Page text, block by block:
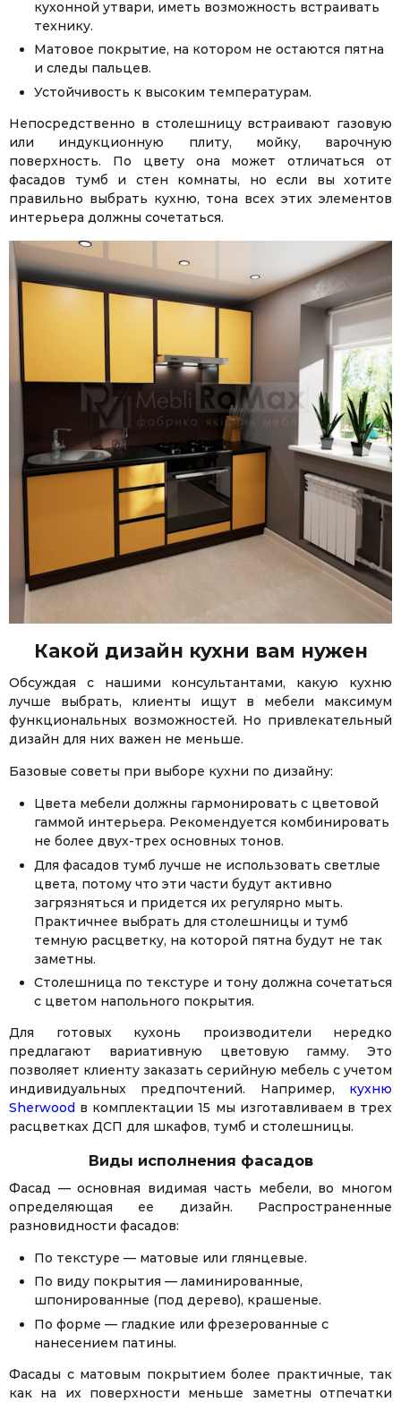
кухонной утвари, иметь возможность встраивать
технику.
Матовое покрытие, на котором не остаются пятна
и следы пальцев.
Устойчивость к высоким температурам.
Непосредственно в столешницу встраивают газовую
или индукционную плиту, мойку, варочную
поверхность. По цвету она может отличаться от
фасадов тумб и стен комнаты, но если вы хотите
правильно выбрать кухню, тона всех этих элементов
интерьера должны сочетаться.
Какой дизайн кухни вам нужен
Обсуждая с нашими консультантами, какую кухню
лучше выбрать, клиенты ищут в мебели максимум
функциональных возможностей. Но привлекательный
дизайн для них важен не меньше.
Базовые советы при выборе кухни по дизайну:
Цвета мебели должны гармонировать с цветовой
гаммой интерьера. Рекомендуется комбинировать
не более двух-трех основных тонов.
Для фасадов тумб лучше не использовать светлые
цвета, потому что эти части будут активно
загрязняться и придется их регулярно мыть.
Практичнее выбрать для столешницы и тумб
темную расцветку, на которой пятна будут не так
заметны.
Столешница по текстуре и тону должна сочетаться
с цветом напольного покрытия.
Для готовых кухонь производители нередко
предлагают вариативную цветовую гамму. Это
позволяет клиенту заказать серийную мебель с учетом
индивидуальных предпочтений. Например, кухню
Sherwood в комплектации 15 мы изготавливаем в трех
расцветках ДСП для шкафов, тумб и столешницы.
Виды исполнения фасадов
Фасад — основная видимая часть мебели, во многом
определяющая ее дизайн. Распространенные
разновидности фасадов:
По текстуре — матовые или глянцевые.
По виду покрытия — ламинированные,
шпонированные (под дерево), крашеные.
По форме — гладкие или фрезерованные с
нанесением патины.
Фасады с матовым покрытием более практичные, так
как на их поверхности меньше заметны отпечатки